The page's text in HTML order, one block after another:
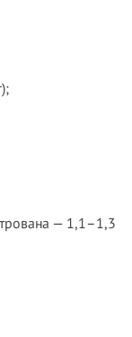
— 1,1–1,3